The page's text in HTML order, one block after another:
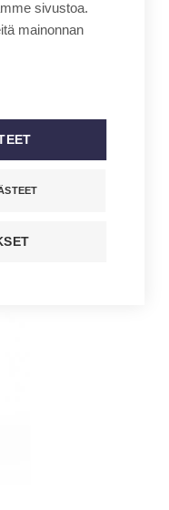
jotka
ja
Tavoitteet on
jotka ovat
johtaminen
sivustoa.
mainonnan